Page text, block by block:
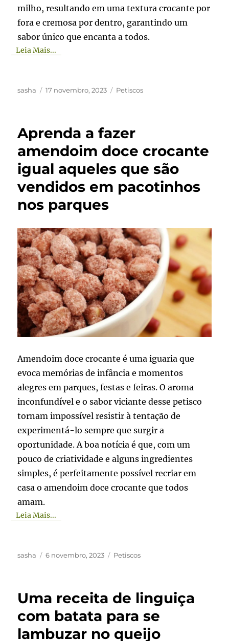
milho, resultando em uma textura crocante por
fora e cremosa por dentro, garantindo um
sabor único que encanta a todos.
Leia Mais...
Autor
sasha
Publicado
17 novembro, 2023 Categorias
Petiscos
Aprenda a fazer
amendoim doce crocante
igual aqueles que são
vendidos em pacotinhos
nos parques
Amendoim doce crocante é uma iguaria que
evoca memórias de infância e momentos
alegres em parques, festas e feiras. O aroma
inconfundível e o sabor viciante desse petisco
tornam impossível resistir à tentação de
experimentá-lo sempre que surgir a
oportunidade. A boa notícia é que, com um
pouco de criatividade e alguns ingredientes
simples, é perfeitamente possível recriar em
casa o amendoim doce crocante que todos
amam.
Leia Mais...
Autor
sasha
Publicado
6 novembro, 2023 Categorias
Petiscos
Uma receita de linguiça
com batata para se
lambuzar no queijo